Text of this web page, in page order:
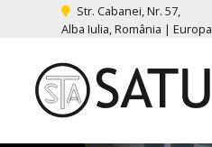
Str. Cabanei, Nr. 57,
Alba Iulia, România | Europa